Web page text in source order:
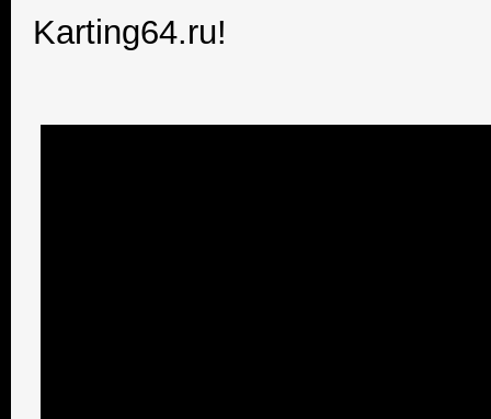
Karting64.ru!